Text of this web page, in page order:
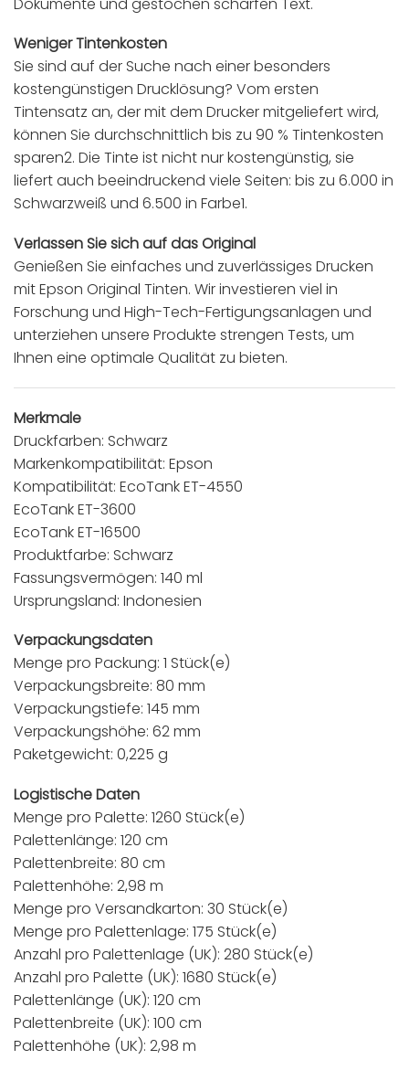
Weniger Tintenkosten
Sie sind auf der Suche nach einer besonders
kostengünstigen Drucklösung? Vom ersten
Tintensatz an, der mit dem Drucker mitgeliefert wird,
können Sie durchschnittlich bis zu 90 % Tintenkosten
sparen2. Die Tinte ist nicht nur kostengünstig, sie
liefert auch beeindruckend viele Seiten: bis zu 6.000 in
Schwarzweiß und 6.500 in Farbe1.
Verlassen Sie sich auf das Original
Genießen Sie einfaches und zuverlässiges Drucken
mit Epson Original Tinten. Wir investieren viel in
Forschung und High-Tech-Fertigungsanlagen und
unterziehen unsere Produkte strengen Tests, um
Ihnen eine optimale Qualität zu bieten.
Merkmale
Druckfarben: Schwarz
Markenkompatibilität: Epson
Kompatibilität: EcoTank ET-4550
EcoTank ET-3600
EcoTank ET-16500
Produktfarbe: Schwarz
Fassungsvermögen: 140 ml
Ursprungsland: Indonesien
Verpackungsdaten
Menge pro Packung: 1 Stück(e)
Verpackungsbreite: 80 mm
Verpackungstiefe: 145 mm
Verpackungshöhe: 62 mm
Paketgewicht: 0,225 g
Logistische Daten
Menge pro Palette: 1260 Stück(e)
Palettenlänge: 120 cm
Palettenbreite: 80 cm
Palettenhöhe: 2,98 m
Menge pro Versandkarton: 30 Stück(e)
Menge pro Palettenlage: 175 Stück(e)
Anzahl pro Palettenlage (UK): 280 Stück(e)
Anzahl pro Palette (UK): 1680 Stück(e)
Palettenlänge (UK): 120 cm
Palettenbreite (UK): 100 cm
Palettenhöhe (UK): 2,98 m